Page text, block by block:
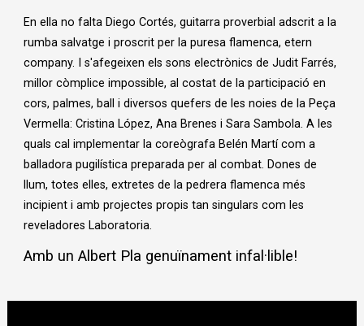
En ella no falta Diego Cortés, guitarra proverbial adscrit a la
rumba salvatge i proscrit per la puresa flamenca, etern
company. I s'afegeixen els sons electrònics de Judit Farrés,
millor còmplice impossible, al costat de la participació en
cors, palmes, ball i diversos quefers de les noies de la Peça
Vermella: Cristina López, Ana Brenes i Sara Sambola. A les
quals cal implementar la coreògrafa Belén Martí com a
balladora pugilística preparada per al combat. Dones de
llum, totes elles, extretes de la pedrera flamenca més
incipient i amb projectes propis tan singulars com les
reveladores Laboratoria.
Amb un Albert Pla genuïnament infal·lible!